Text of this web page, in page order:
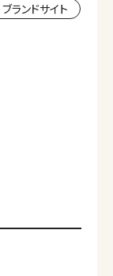
ブランドサイト